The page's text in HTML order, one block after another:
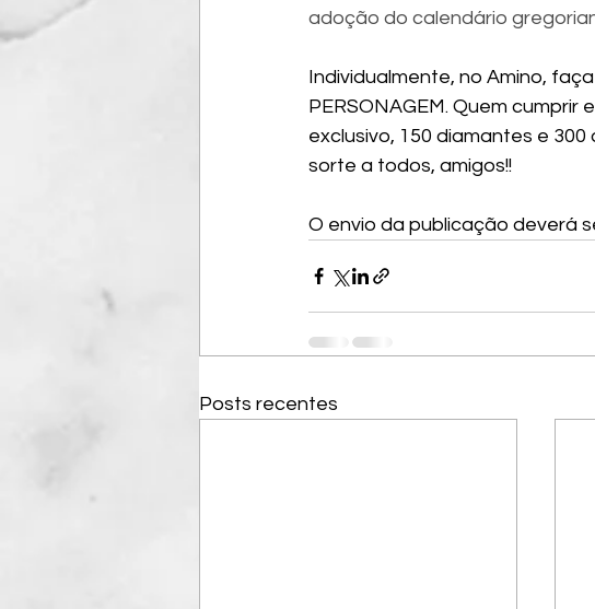
adoção do calendário
Individualmente, no Amino,
PERSONAGEM. Quem
exclusivo, 150 diamantes e
sorte a todos, amigos!!
O envio da publicação deverá
Posts recentes